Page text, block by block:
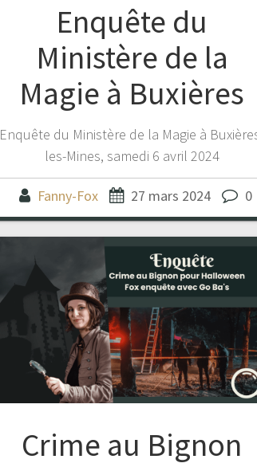
Enquête du
Ministère de la
Magie à Buxières
Enquête du Ministère de la Magie à
les-Mines, samedi 6 avril 2024
Fanny-Fox 27 mars 2024 0
Crime au Bignon